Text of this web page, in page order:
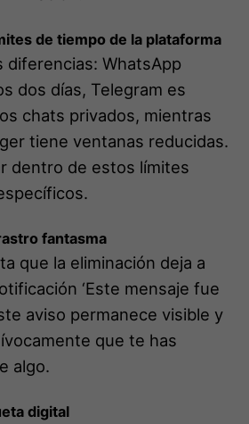
de tiempo de la plataforma
diferencias: WhatsApp
dos días, Telegram es
chats privados, mientras
tiene ventanas reducidas.
dentro de estos límites
fantasma
que la eliminación deja a
‘Este mensaje fue
aviso permanece visible y
que te has
algo.
digital